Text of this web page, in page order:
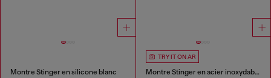
Montre Stinger en silicone blanc
TRY IT ON AR
Montre Stinger en acier inoxydable gunmetal